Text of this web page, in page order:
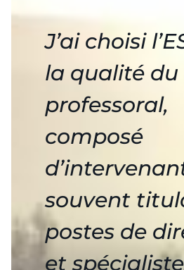
J’ai choisi
la qualité du
professoral,
composé
souvent
postes de
et